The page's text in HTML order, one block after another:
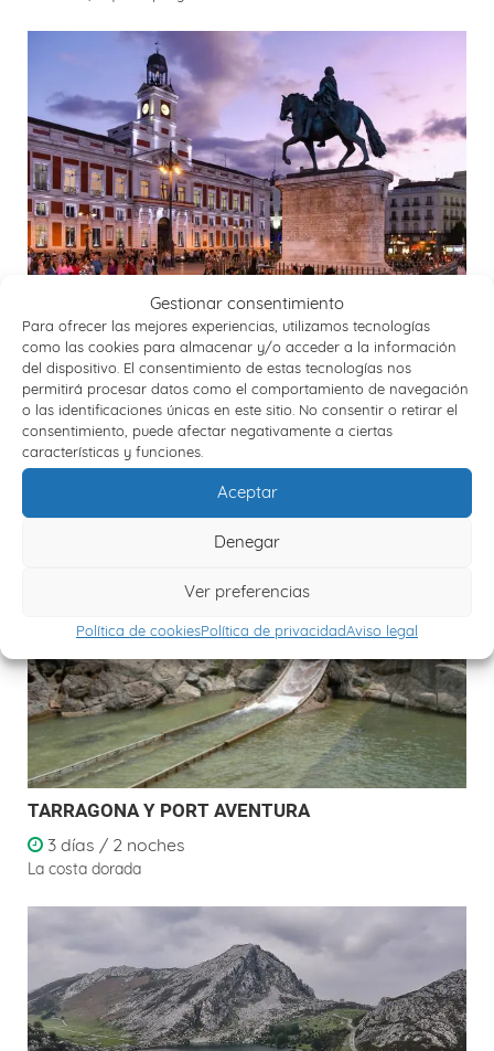
Gestionar consentimiento
Para ofrecer las mejores experiencias, utilizamos tecnologías
como las cookies para almacenar y/o acceder a la información
del dispositivo. El consentimiento de estas tecnologías nos
permitirá procesar datos como el comportamiento de navegación
o las identificaciones únicas en este sitio. No consentir o retirar el
consentimiento, puede afectar negativamente a ciertas
características y funciones.
Aceptar
Denegar
Ver preferencias
Política de cookiesPolítica de privacidadAviso legal
MADRID
2 días / 1 noche
Lo esencial de Madrid
TARRAGONA Y PORT AVENTURA
3 días / 2 noches
La costa dorada